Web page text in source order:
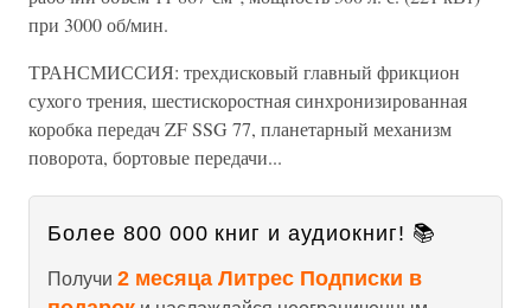
при 3000 об/мин.
ТРАНСМИССИЯ: трехдисковый главный фрикцион
сухого трения, шестискоростная синхронизированная
коробка передач ZF SSG 77, планетарный механизм
поворота, бортовые передачи...
Более 800 000 книг и аудиокниг! 📚
Получи 2 месяца Литрес Подписки в